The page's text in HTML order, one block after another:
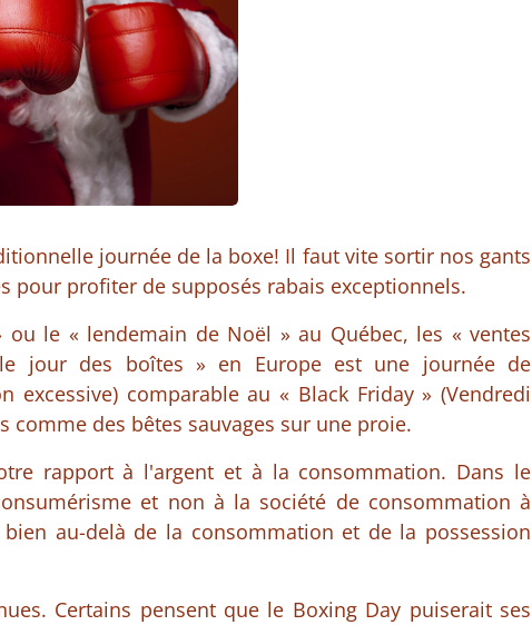
journée de la boxe! Il faut vite sortir nos gants
pour profiter de supposés rabais exceptionnels.
le « lendemain de Noël » au Québec, les « ventes
jour des boîtes » en Europe est une journée de
excessive) comparable au « Black Friday » (Vendredi
comme des bêtes sauvages sur une proie.
rapport à l'argent et à la consommation. Dans le
et non à la société de consommation à
au-delà de la consommation et de la possession
Certains pensent que le Boxing Day puiserait ses